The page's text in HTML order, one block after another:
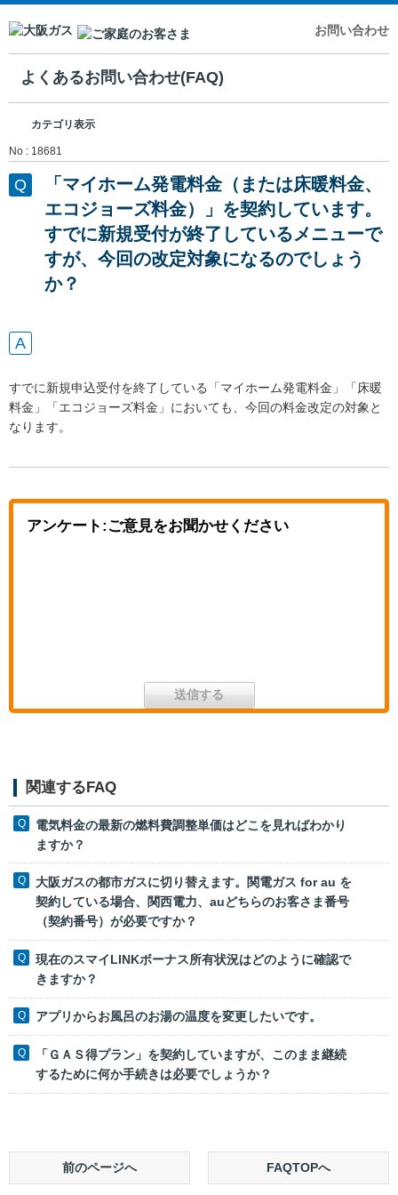
お問い合わせ
よくあるお問い合わせ(FAQ)
カテゴリ表示
No : 18681
「マイホーム発電料金（または床暖料金、
エコジョーズ料金）」を契約しています。
すでに新規受付が終了しているメニューで
すが、今回の改定対象になるのでしょう
か？
すでに新規申込受付を終了している「マイホーム発電料金」「床暖
料金」「エコジョーズ料金」においても、今回の料金改定の対象と
なります。
アンケート:ご意見をお聞かせください
関連するFAQ
電気料金の最新の燃料費調整単価はどこを見ればわかり
ますか？
大阪ガスの都市ガスに切り替えます。関電ガス for au を
契約している場合、関西電力、auどちらのお客さま番号
（契約番号）が必要ですか？
現在のスマイLINKボーナス所有状況はどのように確認で
きますか？
アプリからお風呂のお湯の温度を変更したいです。
「ＧＡＳ得プラン」を契約していますが、このまま継続
するために何か手続きは必要でしょうか？
前のページへ FAQTOPへ